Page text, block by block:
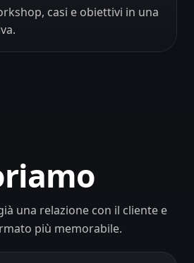
casi e obiettivi in una
una relazione con il cliente e
più memorabile.